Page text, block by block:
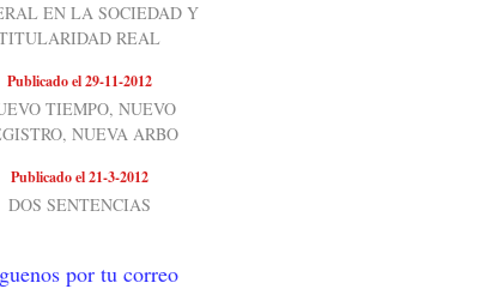
EN LA SOCIEDAD Y
REAL
Publicado el 29-11-2012
TIEMPO, NUEVO
NUEVA ARBO
Publicado el 21-3-2012
DOS SENTENCIAS
por tu correo